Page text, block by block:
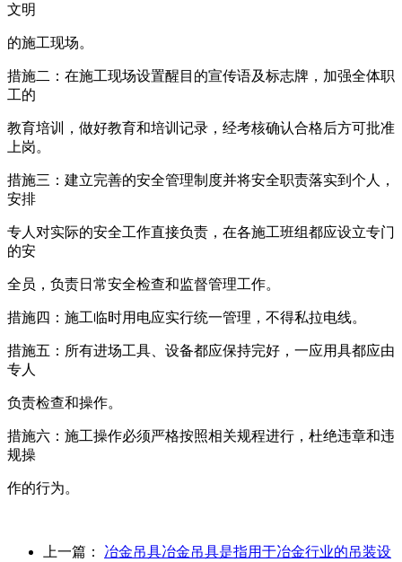
文明
的施工现场。
措施二：在施工现场设置醒目的宣传语及标志牌，加强全体职
工的
教育培训，做好教育和培训记录，经考核确认合格后方可批准
上岗。
措施三：建立完善的安全管理制度并将安全职责落实到个人，
安排
专人对实际的安全工作直接负责，在各施工班组都应设立专门
的安
全员，负责日常安全检查和监督管理工作。
措施四：施工临时用电应实行统一管理，不得私拉电线。
措施五：所有进场工具、设备都应保持完好，一应用具都应由
专人
负责检查和操作。
措施六：施工操作必须严格按照相关规程进行，杜绝违章和违
规操
作的行为。
上一篇： 冶金吊具冶金吊具是指用于冶金行业的吊装设